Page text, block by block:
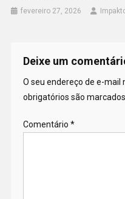
fevereiro 27, 2026
Deixe um
O seu endereço de e-mail
obrigatórios são
Comentário *